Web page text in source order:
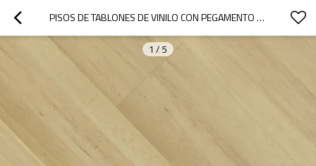
PISOS DE TABLONES DE VINILO CON PEGAMENTO DE 2 MM PISOS CON PEGAMENTO LVT | 4''X36'' 2,0 MM/0,2 MM FÁCIL DE LIMPIAR SALA DE ESTAR CASA APARTAMENTO HIF 9046
1 / 5